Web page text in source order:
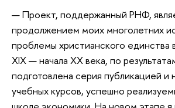
— Проект, поддержанный РНФ,
продолжением моих многолетних
проблемы христианского единства
XIX — начала XX века, по
подготовлена серия публикацией и
учебных курсов, успешно